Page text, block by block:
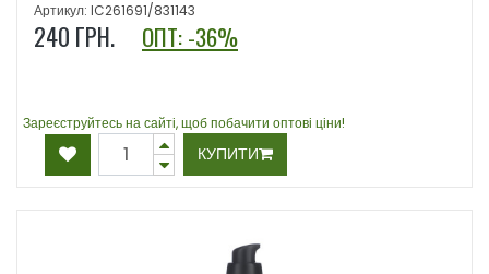
Артикул: IC261691/831143
240 ГРН. ОПТ: -36%
Зареєструйтесь на сайті, щоб побачити оптові ціни!
КУПИТИ